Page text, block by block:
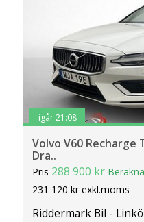
igår 21:08
Volvo V60 Recharge
Dra..
Pris 288 900 kr
231 120 kr exkl.moms
Riddermark Bil -